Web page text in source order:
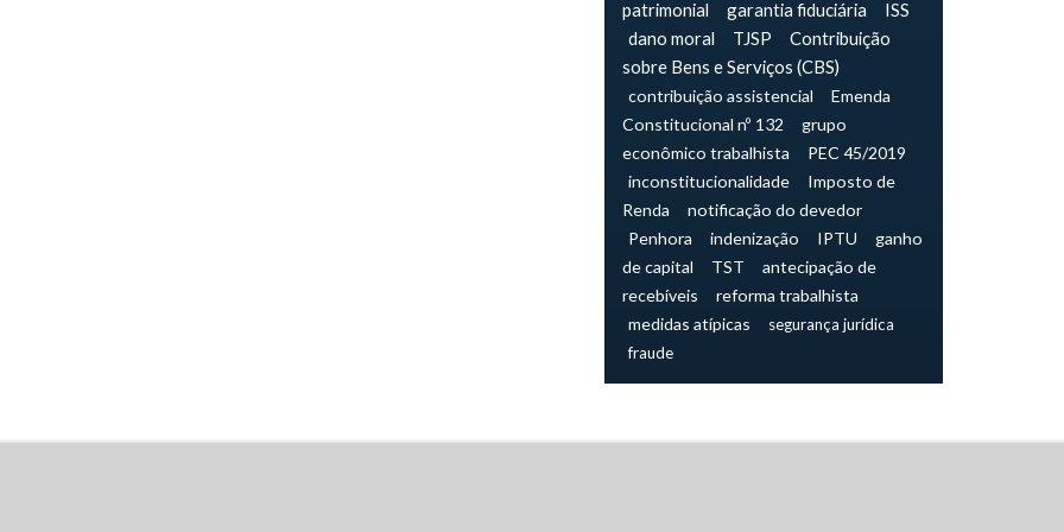
patrimonial
garantia fiduciária
ISS
dano moral
TJSP
Contribuição
sobre Bens e Serviços (CBS)
contribuição assistencial
Emenda
Constitucional nº 132
grupo
econômico trabalhista
PEC 45/2019
inconstitucionalidade
Imposto de
Renda
notificação do devedor
Penhora
indenização IPTU
ganho
de capital
TST
antecipação de
recebíveis
reforma trabalhista
medidas atípicas
segurança jurídica
fraude